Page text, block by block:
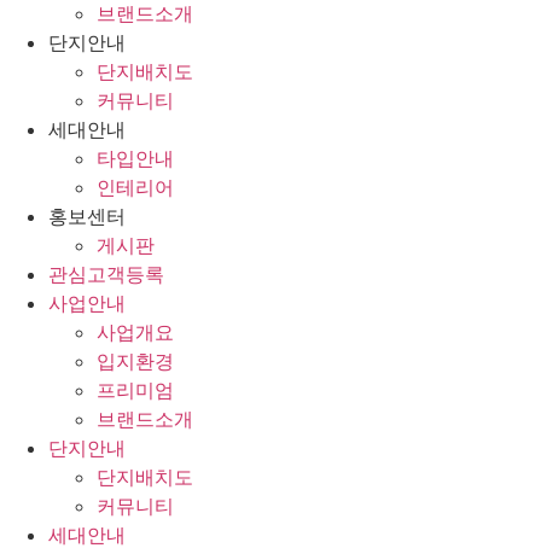
브랜드소개
단지안내
단지배치도
커뮤니티
세대안내
타입안내
인테리어
홍보센터
게시판
관심고객등록
사업안내
사업개요
입지환경
프리미엄
브랜드소개
단지안내
단지배치도
커뮤니티
세대안내